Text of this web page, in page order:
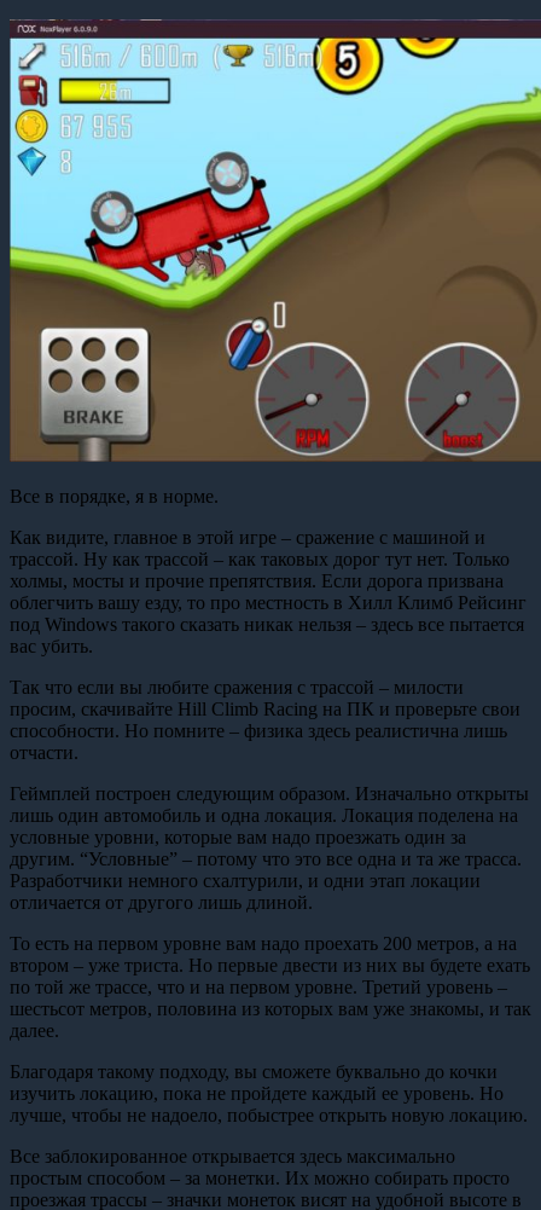
Все в порядке, я в норме.
Как видите, главное в этой игре – сражение с машиной и
трассой. Ну как трассой – как таковых дорог тут нет. Только
холмы, мосты и прочие препятствия. Если дорога призвана
облегчить вашу езду, то про местность в Хилл Климб Рейсинг
под Windows такого сказать никак нельзя – здесь все пытается
вас убить.
Так что если вы любите сражения с трассой – милости
просим, скачивайте Hill Climb Racing на ПК и проверьте свои
способности. Но помните – физика здесь реалистична лишь
отчасти.
Геймплей построен следующим образом. Изначально открыты
лишь один автомобиль и одна локация. Локация поделена на
условные уровни, которые вам надо проезжать один за
другим. “Условные” – потому что это все одна и та же трасса.
Разработчики немного схалтурили, и одни этап локации
отличается от другого лишь длиной.
То есть на первом уровне вам надо проехать 200 метров, а на
втором – уже триста. Но первые двести из них вы будете ехать
по той же трассе, что и на первом уровне. Третий уровень –
шестьсот метров, половина из которых вам уже знакомы, и так
далее.
Благодаря такому подходу, вы сможете буквально до кочки
изучить локацию, пока не пройдете каждый ее уровень. Но
лучше, чтобы не надоело, побыстрее открыть новую локацию.
Все заблокированное открывается здесь максимально
простым способом – за монетки. Их можно собирать просто
проезжая трассы – значки монеток висят на удобной высоте в